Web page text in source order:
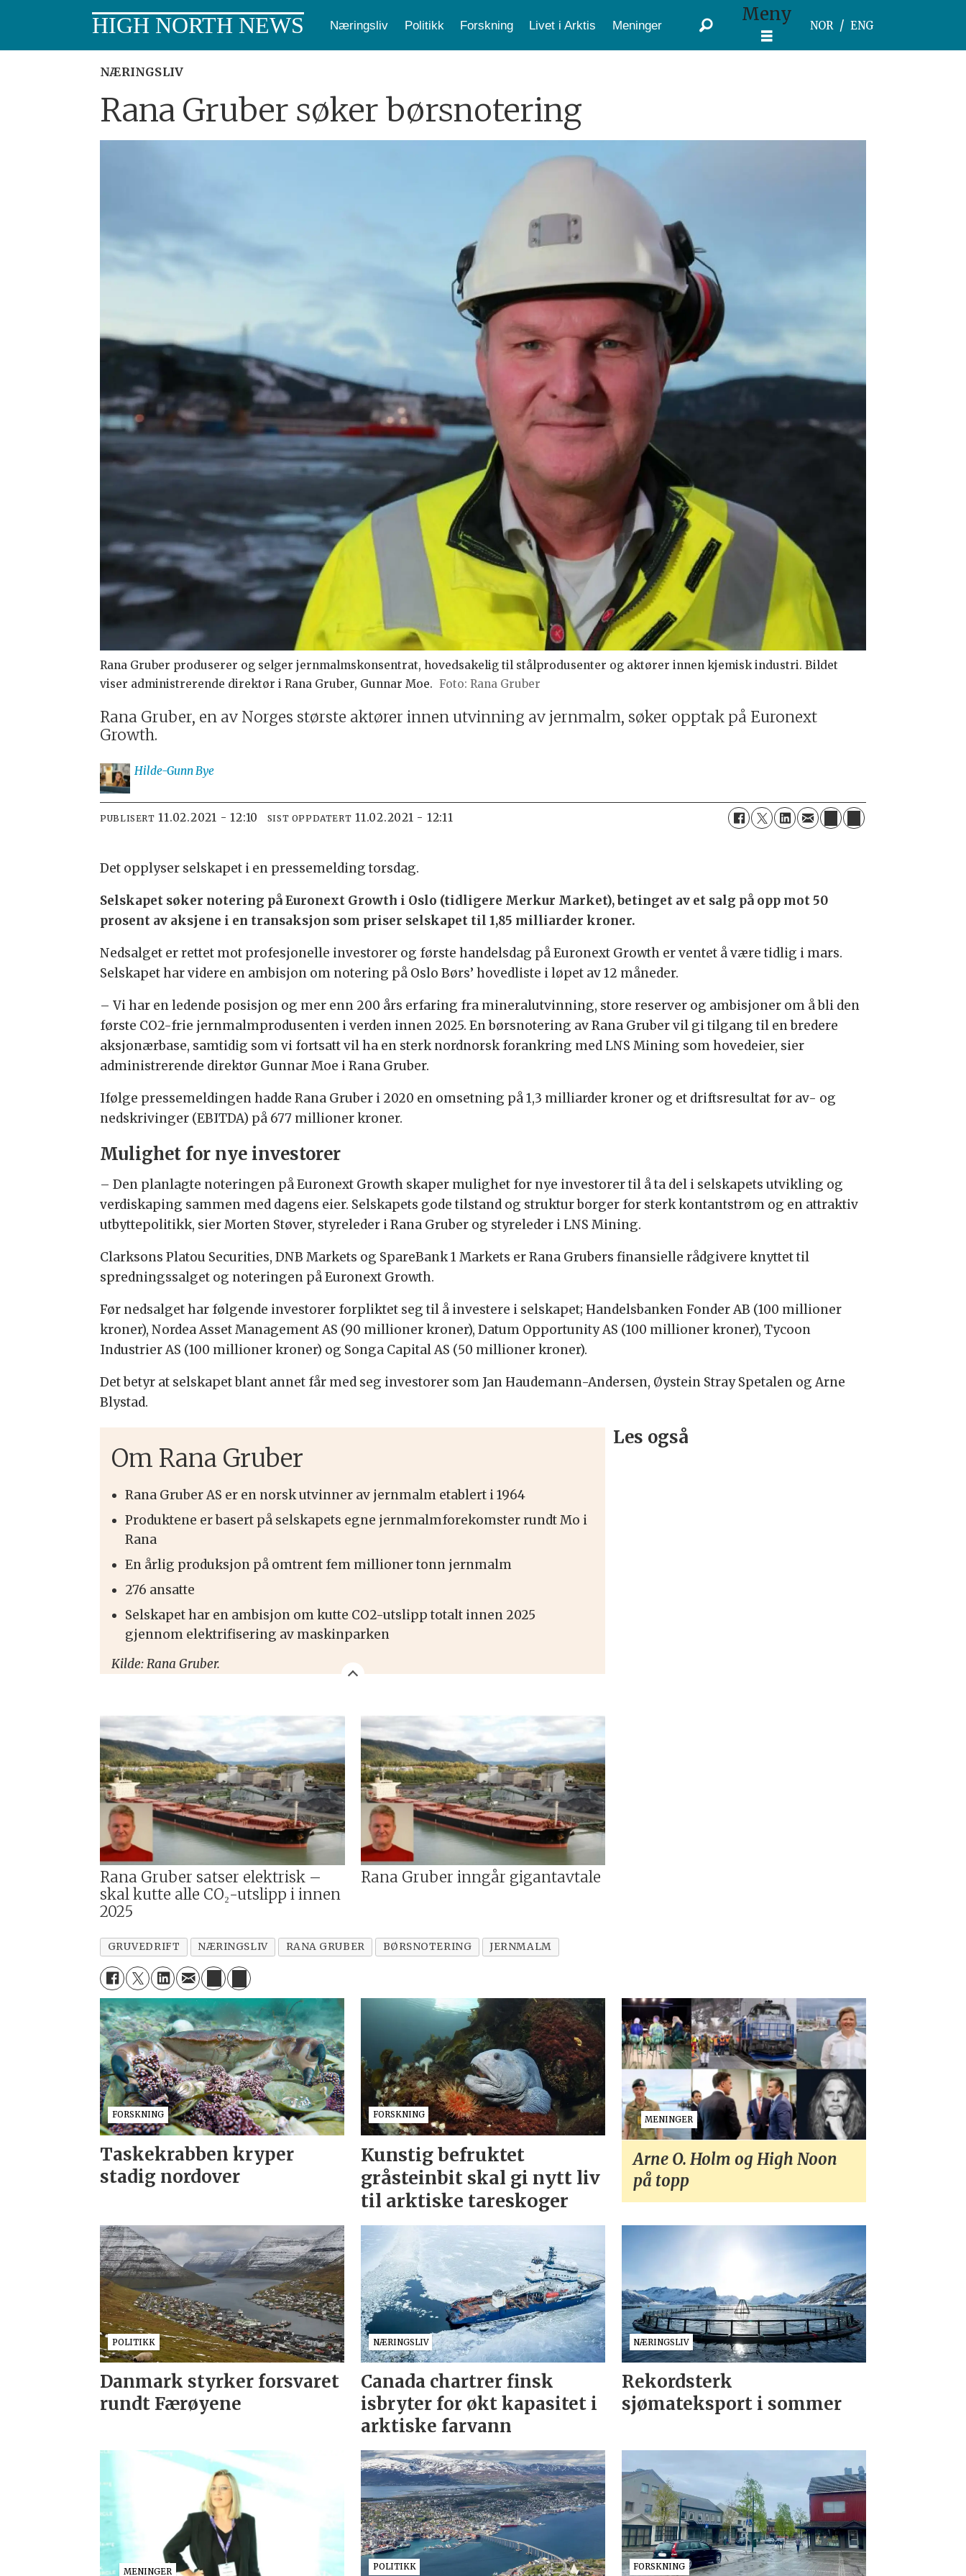
HIGH NORTH NEWS Næringsliv Politikk Forskning Livet i Arktis Meninger Meny
NOR ENG
NÆRINGSLIV
Rana Gruber søker børsnotering
Rana Gruber produserer og selger jernmalmskonsentrat, hovedsakelig til stålprodusenter og aktører innen kjemisk industri. Bildet
viser administrerende direktør i Rana Gruber, Gunnar Moe.
Rana Gruber
Rana Gruber, en av Norges største aktører innen utvinning av jernmalm, søker opptak på Euronext
Growth.
Hilde-Gunn Bye
PUBLISERT 11.02.2021 - 12:10 SIST OPPDATERT 11.02.2021 - 12:11
Det opplyser selskapet i en pressemelding torsdag.
Selskapet søker notering på Euronext Growth i Oslo (tidligere Merkur Market), betinget av et salg på opp mot 50
prosent av aksjene i en transaksjon som priser selskapet til 1,85 milliarder kroner.
Nedsalget er rettet mot profesjonelle investorer og første handelsdag på Euronext Growth er ventet å være tidlig i mars.
Selskapet har videre en ambisjon om notering på Oslo Børs’ hovedliste i løpet av 12 måneder.
– Vi har en ledende posisjon og mer enn 200 års erfaring fra mineralutvinning, store reserver og ambisjoner om å bli den
første CO2-frie jernmalmprodusenten i verden innen 2025. En børsnotering av Rana Gruber vil gi tilgang til en bredere
aksjonærbase, samtidig som vi fortsatt vil ha en sterk nordnorsk forankring med LNS Mining som hovedeier, sier
administrerende direktør Gunnar Moe i Rana Gruber.
Ifølge pressemeldingen hadde Rana Gruber i 2020 en omsetning på 1,3 milliarder kroner og et driftsresultat før av- og
nedskrivinger (EBITDA) på 677 millioner kroner.
Mulighet for nye investorer
– Den planlagte noteringen på Euronext Growth skaper mulighet for nye investorer til å ta del i selskapets utvikling og
verdiskaping sammen med dagens eier. Selskapets gode tilstand og struktur borger for sterk kontantstrøm og en attraktiv
utbyttepolitikk, sier Morten Støver, styreleder i Rana Gruber og styreleder i LNS Mining.
Clarksons Platou Securities, DNB Markets og SpareBank 1 Markets er Rana Grubers finansielle rådgivere knyttet til
spredningssalget og noteringen på Euronext Growth.
Før nedsalget har følgende investorer forpliktet seg til å investere i selskapet; Handelsbanken Fonder AB (100 millioner
kroner), Nordea Asset Management AS (90 millioner kroner), Datum Opportunity AS (100 millioner kroner), Tycoon
Industrier AS (100 millioner kroner) og Songa Capital AS (50 millioner kroner).
Det betyr at selskapet blant annet får med seg investorer som Jan Haudemann-Andersen, Øystein Stray Spetalen og Arne
Blystad.
Om Rana Gruber
Rana Gruber AS er en norsk utvinner av jernmalm etablert i 1964
Produktene er basert på selskapets egne jernmalmforekomster rundt Mo i
Rana
En årlig produksjon på omtrent fem millioner tonn jernmalm
276 ansatte
Selskapet har en ambisjon om kutte CO2-utslipp totalt innen 2025
gjennom elektrifisering av maskinparken
Kilde: Rana Gruber.
Les også
Rana Gruber satser elektrisk –
skal kutte alle CO₂-utslipp i innen
2025
Rana Gruber inngår gigantavtale
GRUVEDRIFT NÆRINGSLIV RANA GRUBER BØRSNOTERING JERNMALM
FORSKNING
Taskekrabben kryper
stadig nordover
FORSKNING
Kunstig befruktet
gråsteinbit skal gi nytt liv
til arktiske tareskoger
MENINGER
Arne O. Holm og High Noon
på topp
POLITIKK
Danmark styrker forsvaret
rundt Færøyene
NÆRINGSLIV
Canada chartrer finsk
isbryter for økt kapasitet i
arktiske farvann
NÆRINGSLIV
Rekordsterk
sjømateksport i sommer
MENINGER POLITIKK FORSKNING